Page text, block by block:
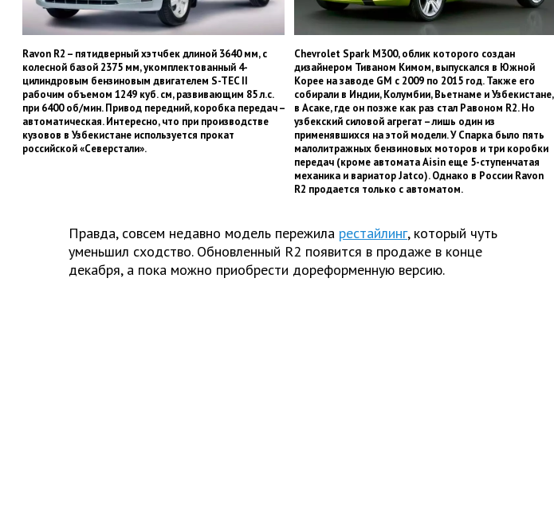
Ravon R2 – пятидверный хэтчбек длиной 3640 мм, с
колесной базой 2375 мм, укомплектованный 4-
цилиндровым бензиновым двигателем S-TEC II
рабочим объемом 1249 куб. cм, развивающим 85 л.с.
при 6400 об/мин. Привод передний, коробка передач –
автоматическая. Интересно, что при производстве
кузовов в Узбекистане используется прокат
российской «Северстали».
Chevrolet Spark M300, облик которого создан
дизайнером Тиваном Кимом, выпускался в Южной
Корее на заводе GM с 2009 по 2015 год. Также его
собирали в Индии, Колумбии, Вьетнаме и Узбекистане,
в Асаке, где он позже как раз стал Равоном R2. Но
узбекский силовой агрегат – лишь один из
применявшихся на этой модели. У Спарка было пять
малолитражных бензиновых моторов и три коробки
передач (кроме автомата Aisin еще 5-ступенчатая
механика и вариатор Jatco). Однако в России Ravon
R2 продается только с автоматом.
Правда, совсем недавно модель пережила рестайлинг, который чуть
уменьшил сходство. Обновленный R2 появится в продаже в конце
декабря, а пока можно приобрести дореформенную версию.